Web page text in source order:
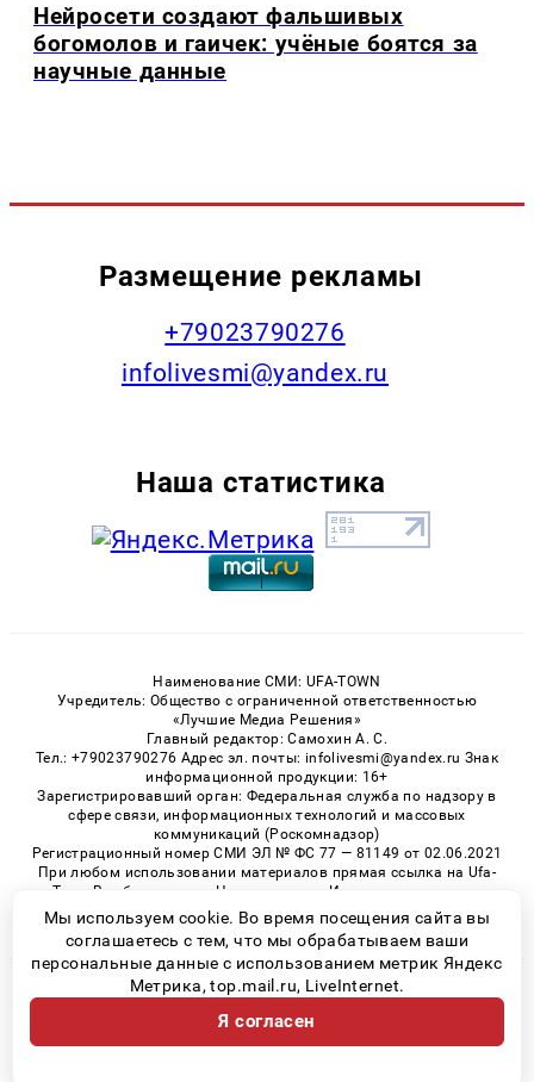
Нейросети создают фальшивых
богомолов и гаичек: учёные боятся за
научные данные
Размещение рекламы
+79023790276
infolivesmi@yandex.ru
Наша статистика
Наименование СМИ: UFA-TOWN
Учредитель: Общество с ограниченной ответственностью
«Лучшие Медиа Решения»
Главный редактор: Самохин А. С.
Тел.: +79023790276 Адрес эл. почты: infolivesmi@yandex.ru Знак
информационной продукции: 16+
Зарегистрировавший орган: Федеральная служба по надзору в
сфере связи, информационных технологий и массовых
коммуникаций (Роскомнадзор)
Регистрационный номер СМИ ЭЛ № ФС 77 — 81149 от 02.06.2021
При любом использовании материалов прямая ссылка на Ufa-
Town.Ru обязательна. Цитирование в Интернете возможно
только при наличии письменного разрешения.
© 2026 «Ufa-Town» | Все права защищены
Возрастная категория сайта 16+
Политика конфиденциальности
Мы используем cookie. Во время посещения сайта вы
соглашаетесь с тем, что мы обрабатываем ваши
персональные данные с использованием метрик Яндекс
Метрика, top.mail.ru, LiveInternet.
Я согласен